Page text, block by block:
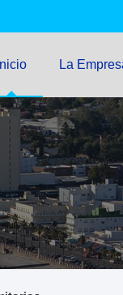
Inicio La